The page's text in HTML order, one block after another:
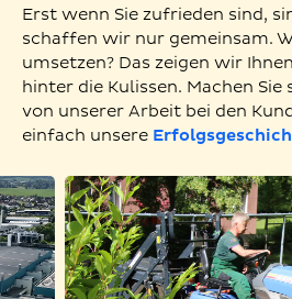
Erst wenn Sie zufrieden sind,
schaffen wir nur gemeinsam.
umsetzen? Das zeigen wir
hinter die Kulissen. Machen Sie
von unserer Arbeit bei den
einfach unsere